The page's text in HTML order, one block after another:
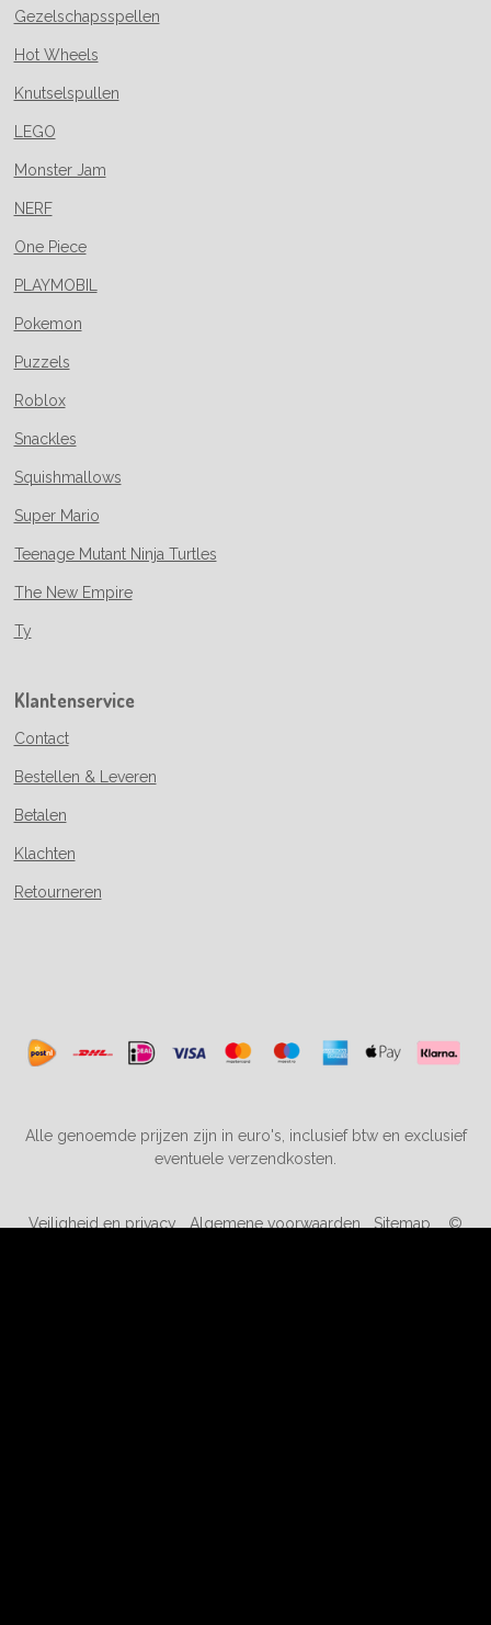
Gezelschapsspellen
Hot Wheels
Knutselspullen
LEGO
Monster Jam
NERF
One Piece
PLAYMOBIL
Pokemon
Puzzels
Roblox
Snackles
Squishmallows
Super Mario
Teenage Mutant Ninja Turtles
The New Empire
Ty
Klantenservice
Contact
Bestellen & Leveren
Betalen
Klachten
Retourneren
Alle genoemde prijzen zijn in euro's, inclusief btw en exclusief
eventuele verzendkosten.
Veiligheid en privacy Algemene voorwaarden Sitemap ©